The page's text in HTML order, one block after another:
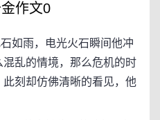
作文0
雨，电光火石瞬间他冲
乱的情境，那么危机的时
刻却仿佛清晰的看见，他